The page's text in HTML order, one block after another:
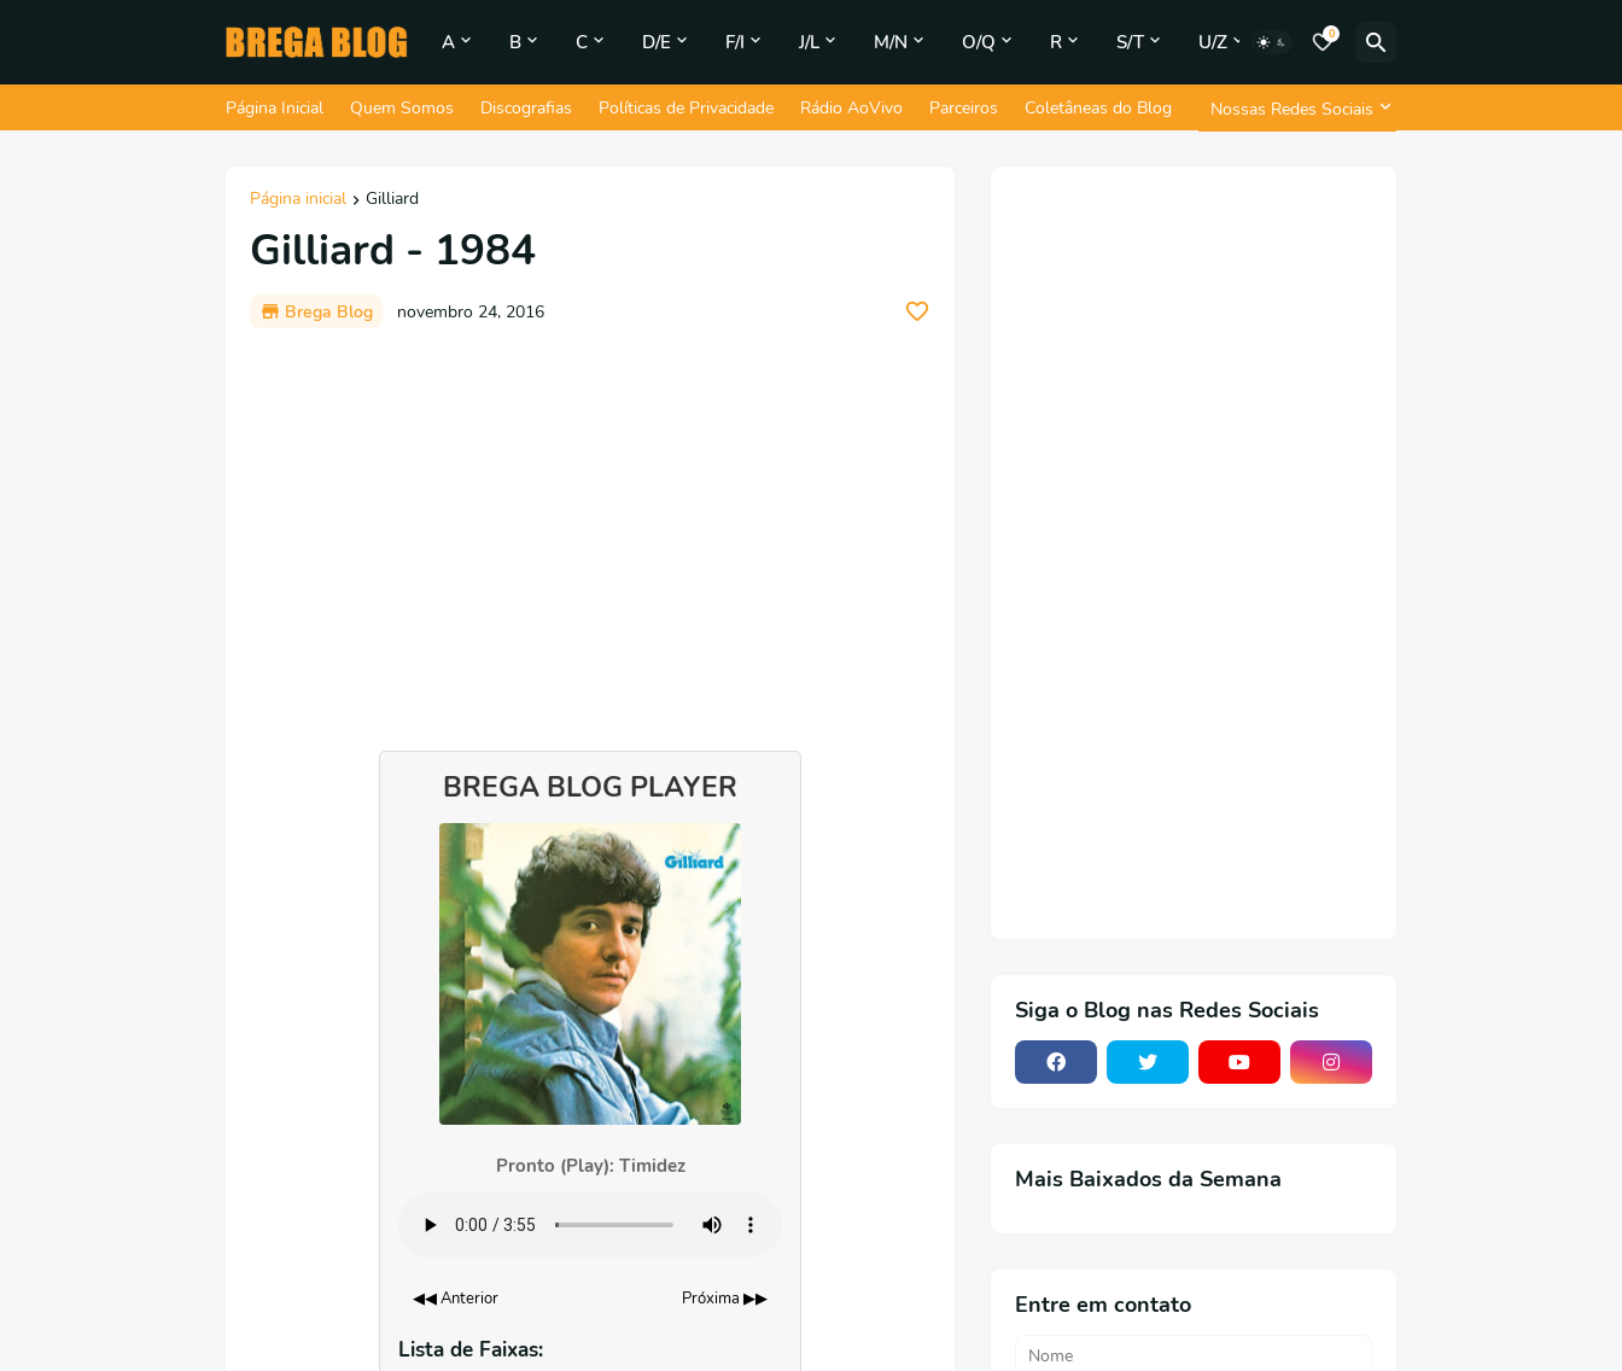
A B C D/E F/I J/L M/N O/Q R S/T U/Z 0
Página Inicial Quem Somos Discografias Políticas de Privacidade Rádio AoVivo Parceiros Coletâneas do Blog Nossas Redes Sociais
Página inicial Gilliard
Gilliard - 1984
Brega Blog novembro 24, 2016
BREGA BLOG PLAYER
Pronto (Play): Timidez
◀◀ Anterior Próxima ▶▶
Lista de Faixas:
Siga o Blog nas Redes Sociais
Mais Baixados da Semana
Entre em contato